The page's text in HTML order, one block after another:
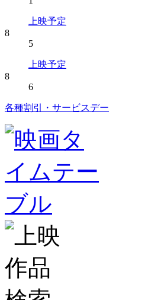
上映予定
8
5
上映予定
8
6
各種割引・サービスデー